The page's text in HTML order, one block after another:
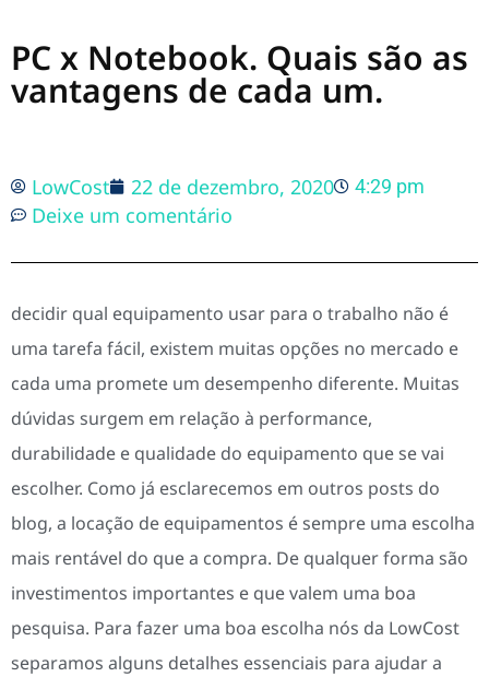
PC x Notebook. Quais são as
vantagens de cada um.
LowCost 22 de dezembro, 2020 4:29 pm
Deixe um comentário
decidir qual equipamento usar para o trabalho não é
uma tarefa fácil, existem muitas opções no mercado e
cada uma promete um desempenho diferente. Muitas
dúvidas surgem em relação à performance,
durabilidade e qualidade do equipamento que se vai
escolher. Como já esclarecemos em outros posts do
blog, a locação de equipamentos é sempre uma escolha
mais rentável do que a compra. De qualquer forma são
investimentos importantes e que valem uma boa
pesquisa. Para fazer uma boa escolha nós da LowCost
separamos alguns detalhes essenciais para ajudar a